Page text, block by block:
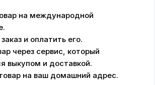
на международной
и оплатить его.
через сервис, который
выкупом и доставкой.
на ваш домашний адрес.